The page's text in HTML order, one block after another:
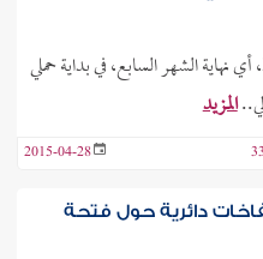
السلام عليكم. أنا حامل في الأسبوع 30، أي نهاية الشهر السابع، في بداية حملي
المزيد
2015-04-28
دائرية حول فتحة